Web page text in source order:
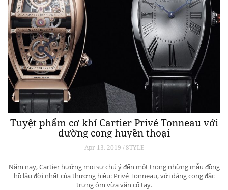
Tuyệt phẩm cơ khí Cartier Privé Tonneau với
đường cong huyền thoại
Apr 13, 2019 / STYLE
Năm nay, Cartier hướng mọi sự chú ý đến một trong những mẫu đồng
hồ lâu đời nhất của thương hiệu: Privé Tonneau, với dáng cong đặc
trưng ôm vừa vặn cổ tay.